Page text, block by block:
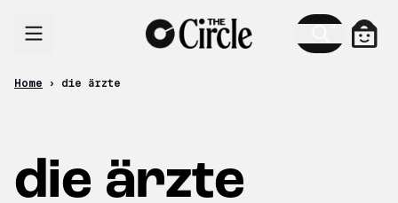
Cart
Home › die ärzte
die ärzte